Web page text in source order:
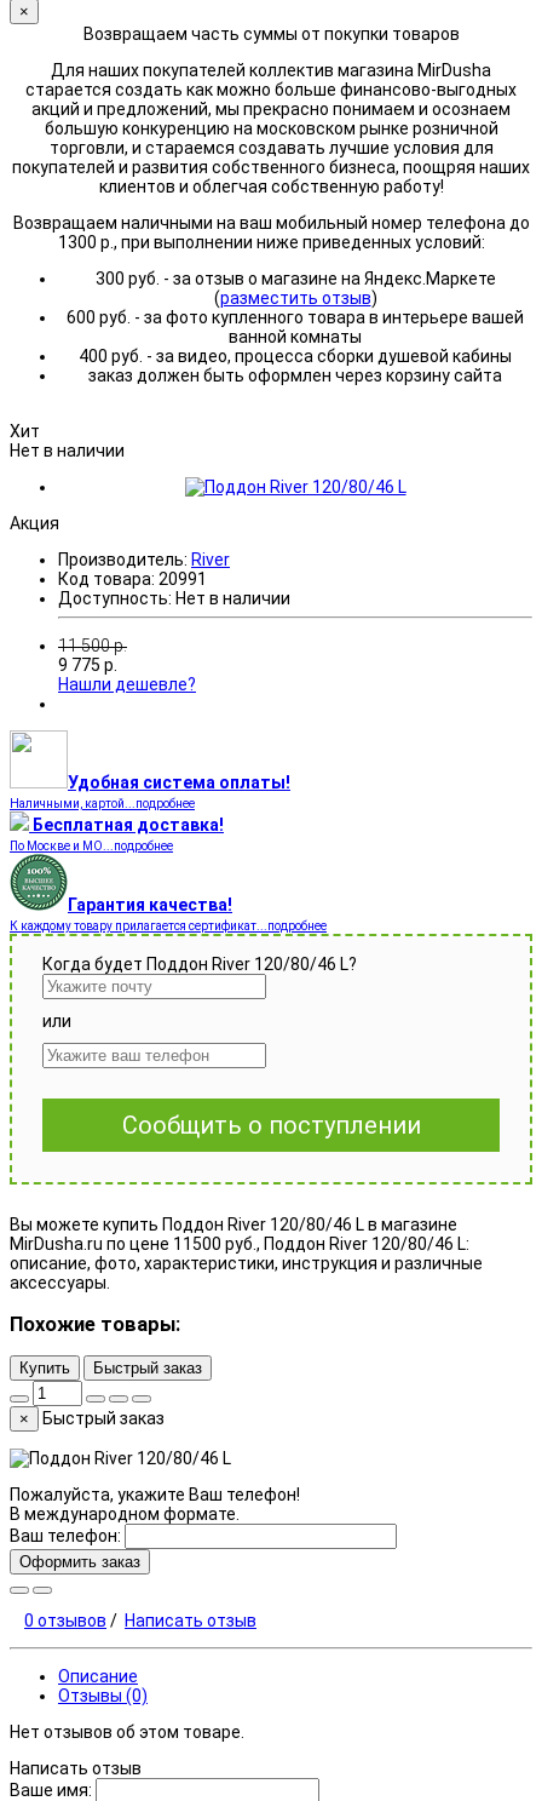
×
Возвращаем часть суммы от покупки товаров
Для наших покупателей коллектив магазина MirDusha
старается создать как можно больше финансово-выгодных
акций и предложений, мы прекрасно понимаем и осознаем
большую конкуренцию на московском рынке розничной
торговли, и стараемся создавать лучшие условия для
покупателей и развития собственного бизнеса, поощряя наших
клиентов и облегчая собственную работу!
Возвращаем наличными на ваш мобильный номер телефона до
1300 р., при выполнении ниже приведенных условий:
300 руб. - за отзыв о магазине на Яндекс.Маркете
(разместить отзыв)
600 руб. - за фото купленного товара в интерьере вашей
ванной комнаты
400 руб. - за видео, процесса сборки душевой кабины
заказ должен быть оформлен через корзину сайта
Хит
Нет в наличии
Акция
Производитель: River
Код товара: 20991
Доступность: Нет в наличии
11 500р.
9 775 р.
Нашли дешевле?
Удобная система оплаты!
Наличными, картой...подробнее
Бесплатная доставка!
По Москве и МО...подробнее
Гарантия качества!
К каждому товару прилагается сертификат...подробнее
Когда будет Поддон River 120/80/46 L?
или
Сообщить о поступлении
Вы можете купить Поддон River 120/80/46 L в магазине
MirDusha.ru по цене 11500 руб., Поддон River 120/80/46 L:
описание, фото, характеристики, инструкция и различные
аксессуары.
Похожие товары:
Купить Быстрый заказ
× Быстрый заказ
Пожалуйста, укажите Ваш телефон!
В международном формате.
Ваш телефон:
Оформить заказ
0 отзывов / Написать отзыв
Описание
Отзывы (0)
Нет отзывов об этом товаре.
Написать отзыв
Ваше имя: